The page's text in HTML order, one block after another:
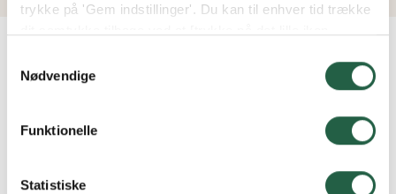
trykke på 'Gem indstillinger'. Du kan til enhver tid trække
mere om vores brug af cookies og andre teknologier,
personlige oplysninger
Nødvendige
Funktionelle
Statistiske
Medfølger der monteringsvejledninger?